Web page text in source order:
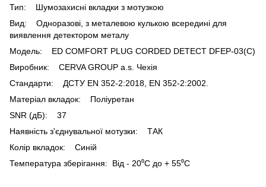
Тип: Шумозахисні вкладки з мотузкою
Вид: Одноразові, з металевою кулькою всередині для
виявлення детектором металу
Модель: ED COMFORT PLUG CORDED DETECT DFEP-03(C)
Виробник: CERVA GROUP a.s. Чехія
Стандарти: ДСТУ EN 352-2:2018, EN 352-2:2002.
Матеріал вкладок: Поліуретан
SNR (дБ): 37
Наявність з'єднувальної мотузки: ТАК
Колір вкладок: Синій
Температура зберігання: Від - 20⁰С до + 55⁰С